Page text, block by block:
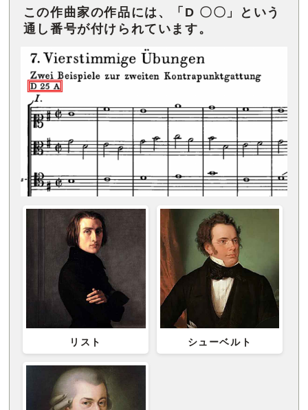
この作曲家の作品には、「D 〇〇」という
通し番号が付けられています。
リスト シューベルト